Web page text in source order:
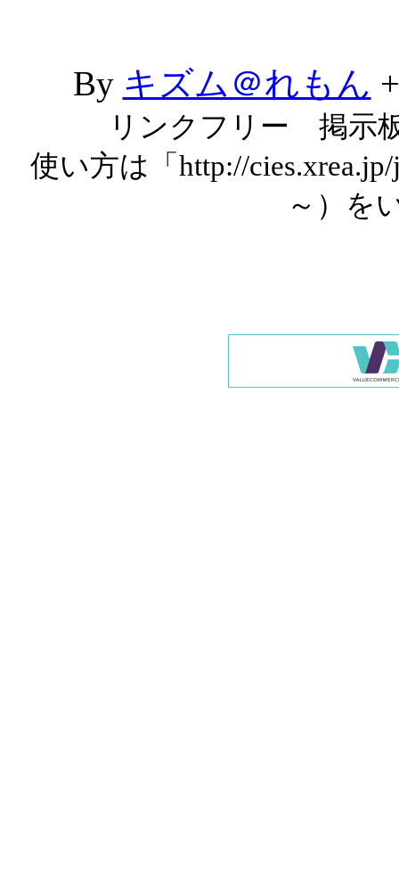
By キズム＠れもん
リンクフリー 掲示
使い方は「http://
～）を